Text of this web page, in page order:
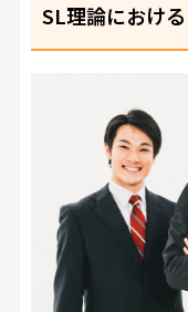
SL理論におけ